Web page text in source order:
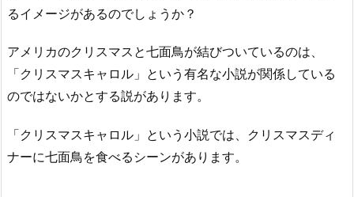
るイメージがあるのでしょうか？
アメリカのクリスマスと七面鳥が結びついているのは、
「クリスマスキャロル」という有名な小説が関係している
のではないかとする説があります。
「クリスマスキャロル」という小説では、クリスマスディ
ナーに七面鳥を食べるシーンがあります。